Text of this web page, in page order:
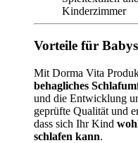
Kinderzimmer
Vorteile für
Mit Dorma Vita
behagliches
und die Entwicklung
geprüfte Qualität und
dass sich Ihr Kind
schlafen kann.